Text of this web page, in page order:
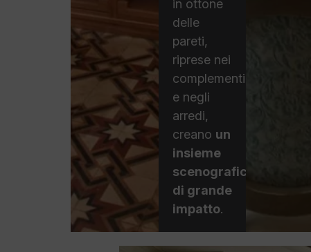
in ottone
delle
pareti,
riprese nei
complementi
e negli
arredi,
creano un
insieme
scenografico
di grande
impatto.